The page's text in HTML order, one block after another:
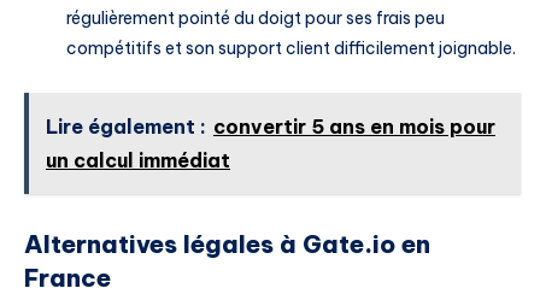
régulièrement pointé du doigt pour ses frais peu
compétitifs et son support client difficilement joignable.
Lire également : convertir 5 ans en mois pour
un calcul immédiat
Alternatives légales à Gate.io en
France